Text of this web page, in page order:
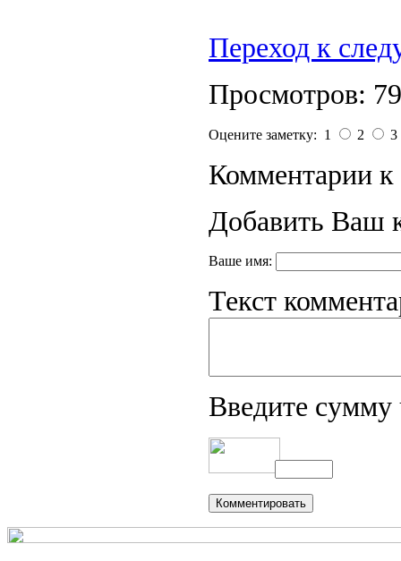
Переход к
Просмотров:
Оцените заметку: 1 2 3
Комментарии к
Добавить Ваш
Ваше имя:
Текст
Введите сумму